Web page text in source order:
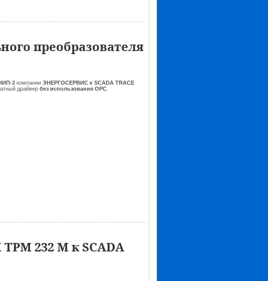
преобразователя
2 компании ЭНЕРГОСЕРВИС к SCADA TRACE
драйвер без использования OPC
232 М к SCADA